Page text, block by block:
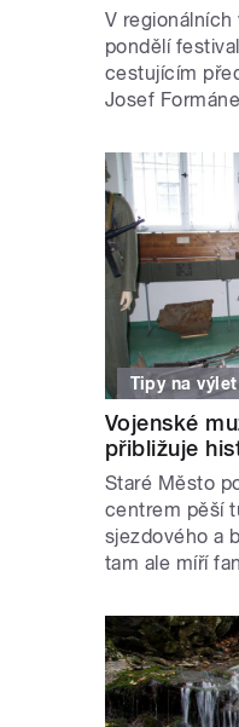
V regionálních
pondělí
cestujícím
Josef
Tipy na výlet
Vojenské
přibližuje
Staré Město
centrem pěší
sjezdového a
tam ale míří